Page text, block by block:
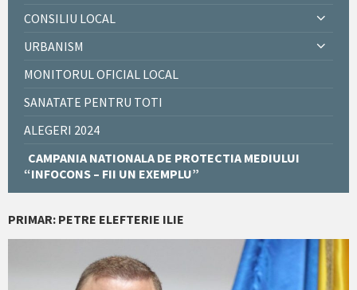
CONSILIU LOCAL
URBANISM
MONITORUL OFICIAL LOCAL
SANATATE PENTRU TOTI
ALEGERI 2024
CAMPANIA NATIONALA DE PROTECTIA MEDIULUI
“INFOCONS – FII UN EXEMPLU”
PRIMAR: PETRE ELEFTERIE ILIE